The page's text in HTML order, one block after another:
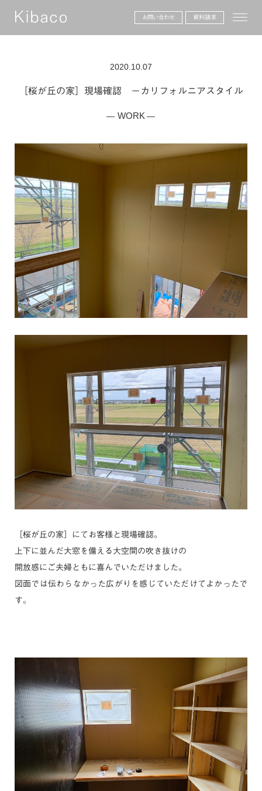
toggle
お問い合わせ 資料請求
2020.10.07
［桜が丘の家］現場確認 －カリフォルニアスタイル
WORK
［桜が丘の家］にてお客様と現場確認。
上下に並んだ大窓を備える大空間の吹き抜けの
開放感にご夫婦ともに喜んでいただけました。
図面では伝わらなかった広がりを感じていただけてよかったで
す。